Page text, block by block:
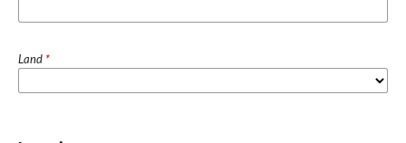
Land *